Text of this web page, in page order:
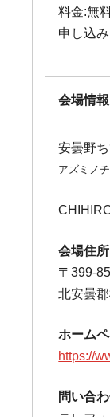
料金:無
申し込
会場情報
安曇野
アズミノ
会場住所
〒399-
北安曇
ホーム
https://
問い合